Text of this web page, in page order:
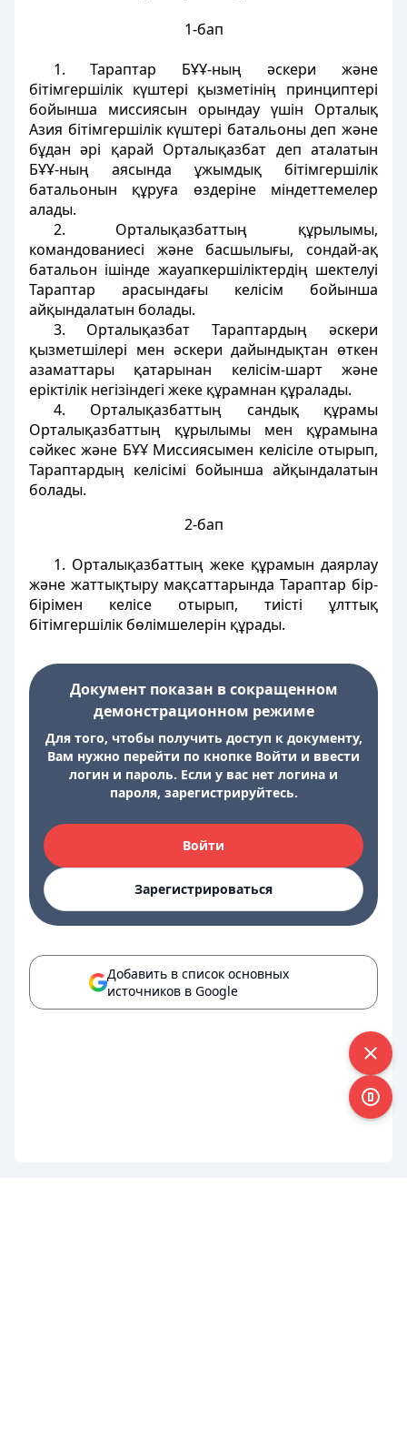
1-бап
1. Тараптар БҰҰ-ның әскери және
бiтiмгершiлiк күштерi қызметiнiң принциптерi
бойынша миссиясын орындау үшiн Орталық
Азия бiтiмгершiлiк күштерi батальоны деп және
бұдан әрi қарай Орталықазбат деп аталатын
БҰҰ-ның аясында ұжымдық бiтiмгершiлiк
батальонын құруға өздерiне мiндеттемелер
алады.
2. Орталықазбаттың құрылымы,
командованиесi және басшылығы, сондай-ақ
батальон iшiнде жауапкершiлiктердiң шектелуi
Тараптар арасындағы келісім бойынша
айқындалатын болады.
3. Орталықазбат Тараптардың әскери
қызметшiлерi мен әскери дайындықтан өткен
азаматтары қатарынан келісім-шарт және
ерiктілік негiзіндегі жеке құрамнан құралады.
4. Орталықазбаттың сандық құрамы
Орталықазбаттың құрылымы мен құрамына
сәйкес және БҰҰ Миссиясымен келісіле отырып,
Тараптардың келісімi бойынша айқындалатын
болады.
2-бап
1. Орталықазбаттың жеке құрамын даярлау
және жаттықтыру мақсаттарында Тараптар бiр-
бiрiмен келiсе отырып, тиiстi ұлттық
бiтiмгершiлiк бөлiмшелерiн құрады.
Документ показан в сокращенном
демонстрационном режиме
Для того, чтобы получить доступ к документу,
Вам нужно перейти по кнопке Войти и ввести
логин и пароль. Если у вас нет логина и
пароля, зарегистрируйтесь.
Войти
Зарегистрироваться
Добавить в список основных
источников в Google